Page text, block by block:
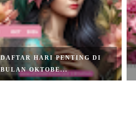
DAFTAR HARI PENTING DI
BULAN OKTOBE...